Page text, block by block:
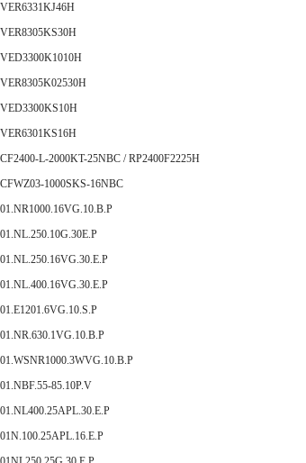
VER6331KJ46H
VER8305KS30H
VED3300K1010H
VER8305K02530H
VED3300KS10H
VER6301KS16H
CF2400-L-2000KT-25NBC / RP2400F2225H
CFWZ03-1000SKS-16NBC
01.NR1000.16VG.10.B.P
01.NL.250.10G.30E.P
01.NL.250.16VG.30.E.P
01.NL.400.16VG.30.E.P
01.E1201.6VG.10.S.P
01.NR.630.1VG.10.B.P
01.WSNR1000.3WVG.10.B.P
01.NBF.55-85.10P.V
01.NL400.25APL.30.E.P
01N.100.25APL.16.E.P